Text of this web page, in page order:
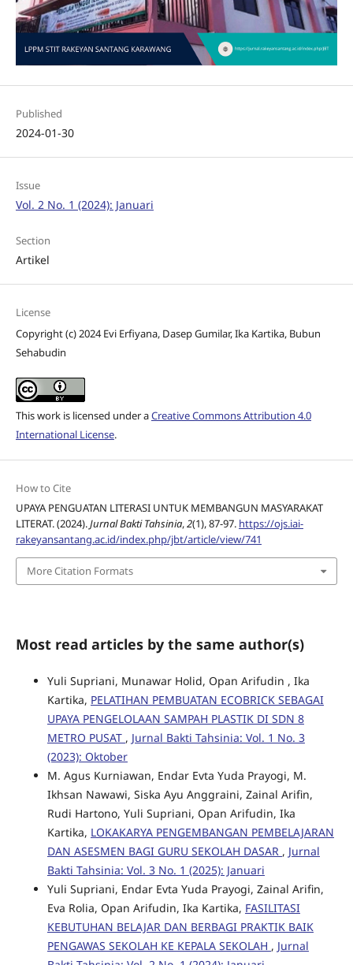
Published
2024-01-30
Issue
Vol. 2 No. 1 (2024): Januari
Section
Artikel
License
Copyright (c) 2024 Evi Erfiyana, Dasep Gumilar, Ika Kartika, Bubun
Sehabudin
This work is licensed under aCreative Commons Attribution 4.0
International License.
How to Cite
UPAYA PENGUATAN LITERASI UNTUK MEMBANGUN MASYARAKAT
LITERAT. (2024).Jurnal Bakti Tahsinia,2(1), 87-97. https://ojs.iai-
rakeyansantang.ac.id/index.php/jbt/article/view/741
More Citation Formats
Most read articles by the same author(s)
Yuli Supriani, Munawar Holid, Opan Arifudin , Ika
Kartika, PELATIHAN PEMBUATAN ECOBRICK SEBAGAI
UPAYA PENGELOLAAN SAMPAH PLASTIK DI SDN 8
METRO PUSAT , Jurnal Bakti Tahsinia: Vol. 1 No. 3
(2023): Oktober
M. Agus Kurniawan, Endar Evta Yuda Prayogi, M.
Ikhsan Nawawi, Siska Ayu Anggraini, Zainal Arifin,
Rudi Hartono, Yuli Supriani, Opan Arifudin, Ika
Kartika, LOKAKARYA PENGEMBANGAN PEMBELAJARAN
DAN ASESMEN BAGI GURU SEKOLAH DASAR , Jurnal
Bakti Tahsinia: Vol. 3 No. 1 (2025): Januari
Yuli Supriani, Endar Evta Yuda Prayogi, Zainal Arifin,
Eva Rolia, Opan Arifudin, Ika Kartika, FASILITASI
KEBUTUHAN BELAJAR DAN BERBAGI PRAKTIK BAIK
PENGAWAS SEKOLAH KE KEPALA SEKOLAH , Jurnal